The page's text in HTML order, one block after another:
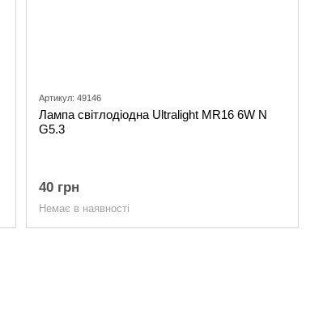
Артикул: 49146
Лампа світлодіодна Ultralight MR16 6W N
G5.3
40 грн
Немає в наявності